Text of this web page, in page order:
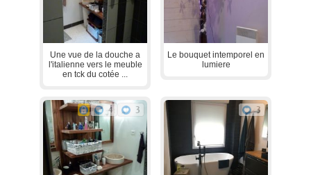
Une vue de la douche a
l'italienne vers le meuble
en tck du cotée ...
Le bouquet intemporel en
lumiere
4 3 3